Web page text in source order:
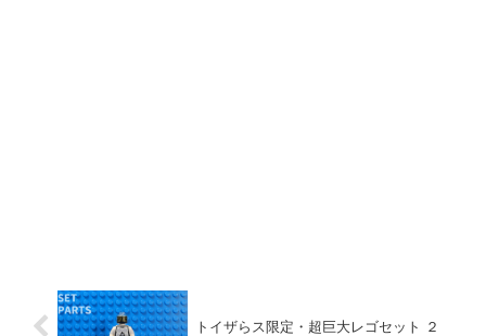
トイザらス限定・超巨大レゴセット ２